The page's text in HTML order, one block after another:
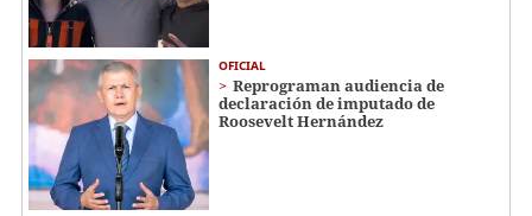
OFICIAL
Reprograman audiencia de
declaración de imputado de
Roosevelt Hernández